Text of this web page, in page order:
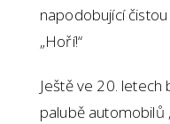
napodobující
„Hoří!“
Ještě ve 20. letech
palubě automobilů